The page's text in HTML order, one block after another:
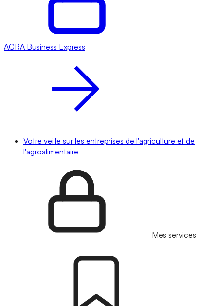
AGRA Business Express
Votre veille sur les entreprises de l'agriculture et de
l'agroalimentaire
Mes services